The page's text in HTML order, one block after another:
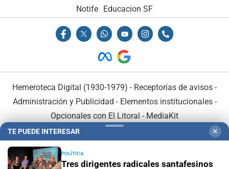
Notife
Educacion SF
Hemeroteca Digital (1930-1979) - Receptorías de avisos -
Administración y Publicidad - Elementos institucionales-
Opcionales con El Litoral - MediaKit
TE PUEDE INTERESAR ✕
POLÍTICA
Tres dirigentes radicales santafesinos